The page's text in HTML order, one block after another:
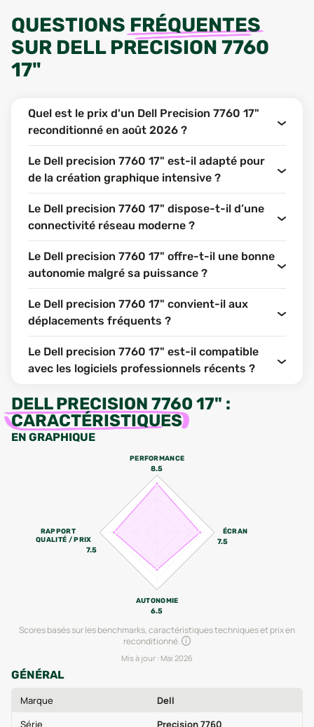
QUESTIONS FRÉQUENTES
SUR DELL PRECISION 7760
17"
Quel est le prix d'un Dell Precision 7760 17"
reconditionné en août 2026 ?
Le Dell precision 7760 17" est-il adapté pour
de la création graphique intensive ?
Le Dell precision 7760 17" dispose-t-il d’une
connectivité réseau moderne ?
Le Dell precision 7760 17" offre-t-il une bonne
autonomie malgré sa puissance ?
Le Dell precision 7760 17" convient-il aux
déplacements fréquents ?
Le Dell precision 7760 17" est-il compatible
avec les logiciels professionnels récents ?
DELL PRECISION 7760 17" :
CARACTÉRISTIQUES
EN GRAPHIQUE
PERFORMANCE
8.5
ÉCRAN
7.5
AUTONOMIE
6.5
RAPPORT
QUALITÉ / PRIX
7.5
Scores basés sur les benchmarks, caractéristiques techniques et prix en
reconditionné.
Mis à jour : Mai 2026
GÉNÉRAL
Marque
Dell
Série
Precision 7760